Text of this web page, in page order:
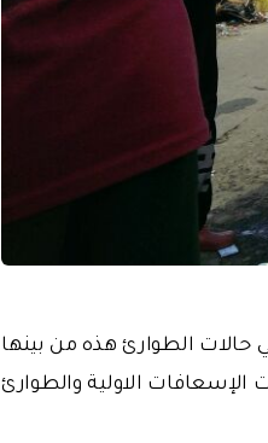
حالات الطوارئ هذه من بينها
الإسعافات الاولية والطوارئ